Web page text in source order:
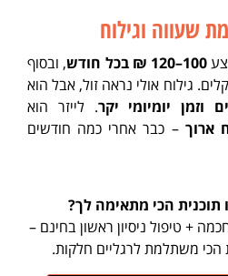
שעווה וגילוח
100–120 ₪ בכל חודש
, ובסוף
גילוח אולי נראה זול, אבל הוא
וזמן יומיומי יקר. לייזר הוא
ארוך – כבר אחרי כמה חודשים
תוכנית הכי מתאימה לך?
+ טיפול ניסיון ראשון בחינם –
הכי משתלמת לרגליים חלקות.